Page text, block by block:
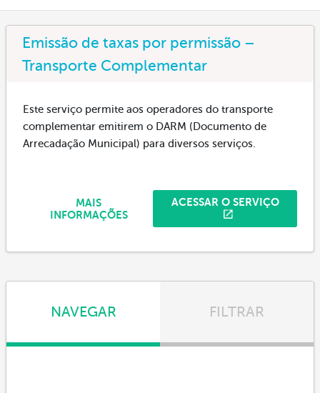
Emissão de taxas por permissão –
Transporte Complementar
Este serviço permite aos operadores do transporte
complementar emitirem o DARM (Documento de
Arrecadação Municipal) para diversos serviços.
ACESSAR O SERVIÇO
MAIS
INFORMAÇÕES
NAVEGAR FILTRAR